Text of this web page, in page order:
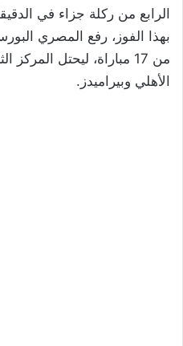
الرابع من ركلة جزاء في الدقيقة
من 17 مباراة، ليحتل
الأهلي وبيراميدز.